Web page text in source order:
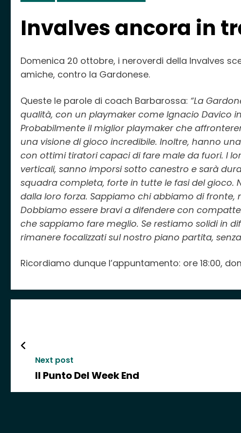
Invalves ancora in
Domenica 20 ottobre, i neroverdi della Invalves
amiche, contro la Gardonese.
Queste le parole di coach Barbarossa: “La
qualità, con un playmaker come Ignacio Davico
Probabilmente il miglior playmaker che
una visione di gioco incredibile. Inoltre, hanno
con ottimi tiratori capaci di fare male da fuori. I
verticali, sanno imporsi sotto canestro e sarà
squadra completa, forte in tutte le fasi del gioco.
dalla loro forza. Sappiamo chi abbiamo di
Dobbiamo essere bravi a difendere con
che sappiamo fare meglio. Se restiamo solidi in
rimanere focalizzati sul nostro piano partita,
Ricordiamo dunque l’appuntamento: ore 18:00,
Next post
Il Punto Del Week End